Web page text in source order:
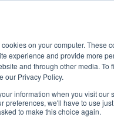
on your computer. These
experience and provide more
and through other media. To
our Privacy Policy.
information when you visit our
preferences, we'll have to use
to make this choice again.
Archive
2024